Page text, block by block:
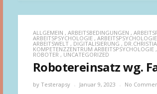
ALLGEMEIN , ARBEITSBEDINGUNGEN ,
ARBEITSPSYCHOLOGIE ,
ARBEITSWELT , DIGITALISIERUNG ,
KOMPETENZZENTRUM ARBEITSPSYCHOLOGIE ,
ROBOTER , UNCATEGORIZED
Robotereinsatz wg.
by Testerapsy Januar 9, 2023 No